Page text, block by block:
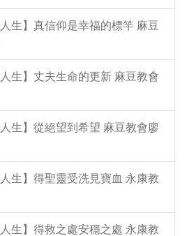
生】真信仰是幸福的標竿 麻豆
生】丈夫生命的更新 麻豆教會
生】從絕望到希望 麻豆教會廖
生】得聖靈受洗見寶血 永康教
生】得救之處安穩之處 永康教